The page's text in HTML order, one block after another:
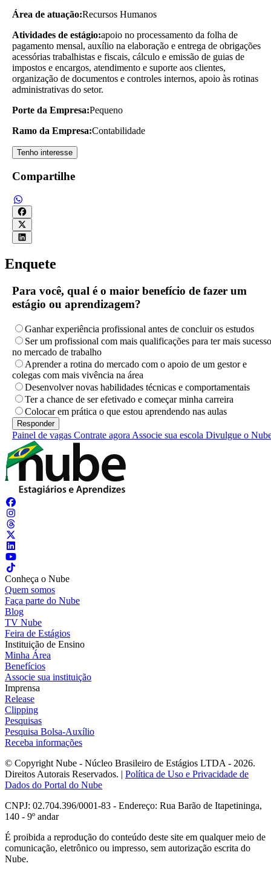
Área de atuação:Recursos Humanos
Atividades de estágio:apoio no processamento da folha de
pagamento mensal, auxílio na elaboração e entrega de obrigações
acessórias trabalhistas e fiscais, cálculo e emissão de guias de
impostos e encargos, atendimento e suporte aos clientes,
organização de documentos e controles internos, apoio às rotinas
administrativas do setor.
Porte da Empresa:Pequeno
Ramo da Empresa:Contabilidade
Tenho interesse
Compartilhe
Enquete
Para você, qual é o maior benefício de fazer um
estágio ou aprendizagem?
Ganhar experiência profissional antes de concluir os estudos
Ser um profissional com mais qualificações para ter mais sucesso
no mercado de trabalho
Aprender a rotina do mercado com o apoio de um gestor e
colegas com mais vivência na área
Desenvolver novas habilidades técnicas e comportamentais
Ter a chance de ser efetivado e começar minha carreira
Colocar em prática o que estou aprendendo nas aulas
Painel de vagas Contrate agora Associe sua escola Divulgue o
Conheça o Nube
Quem somos
Faça parte do Nube
Blog
TV Nube
Feira de Estágios
Instituição de Ensino
Minha Área
Benefícios
Associe sua instituição
Imprensa
Release
Clipping
Pesquisas
Pesquisa Bolsa-Auxílio
Receba informações
© Copyright Nube - Núcleo Brasileiro de Estágios LTDA - 2026.
Direitos Autorais Reservados. | Política de Uso e Privacidade de
Dados do Portal do Nube
CNPJ: 02.704.396/0001-83 - Endereço: Rua Barão de Itapetininga,
140 - 9º andar
É proibida a reprodução do conteúdo deste site em qualquer meio de
comunicação, eletrônico ou impresso, sem autorização escrita do
Nube.